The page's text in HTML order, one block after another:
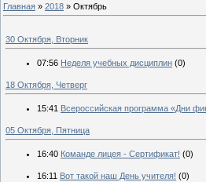
Главная » 2018 » Октябрь
30 Октября, Вторник
07:56 Неделя учебных дисциплин (0)
18 Октября, Четверг
15:41 Всероссийская программа «Дни
05 Октября, Пятница
16:40 Команде лицея - Сертификат! (0)
16:11 Вот такой наш День учителя! (0)